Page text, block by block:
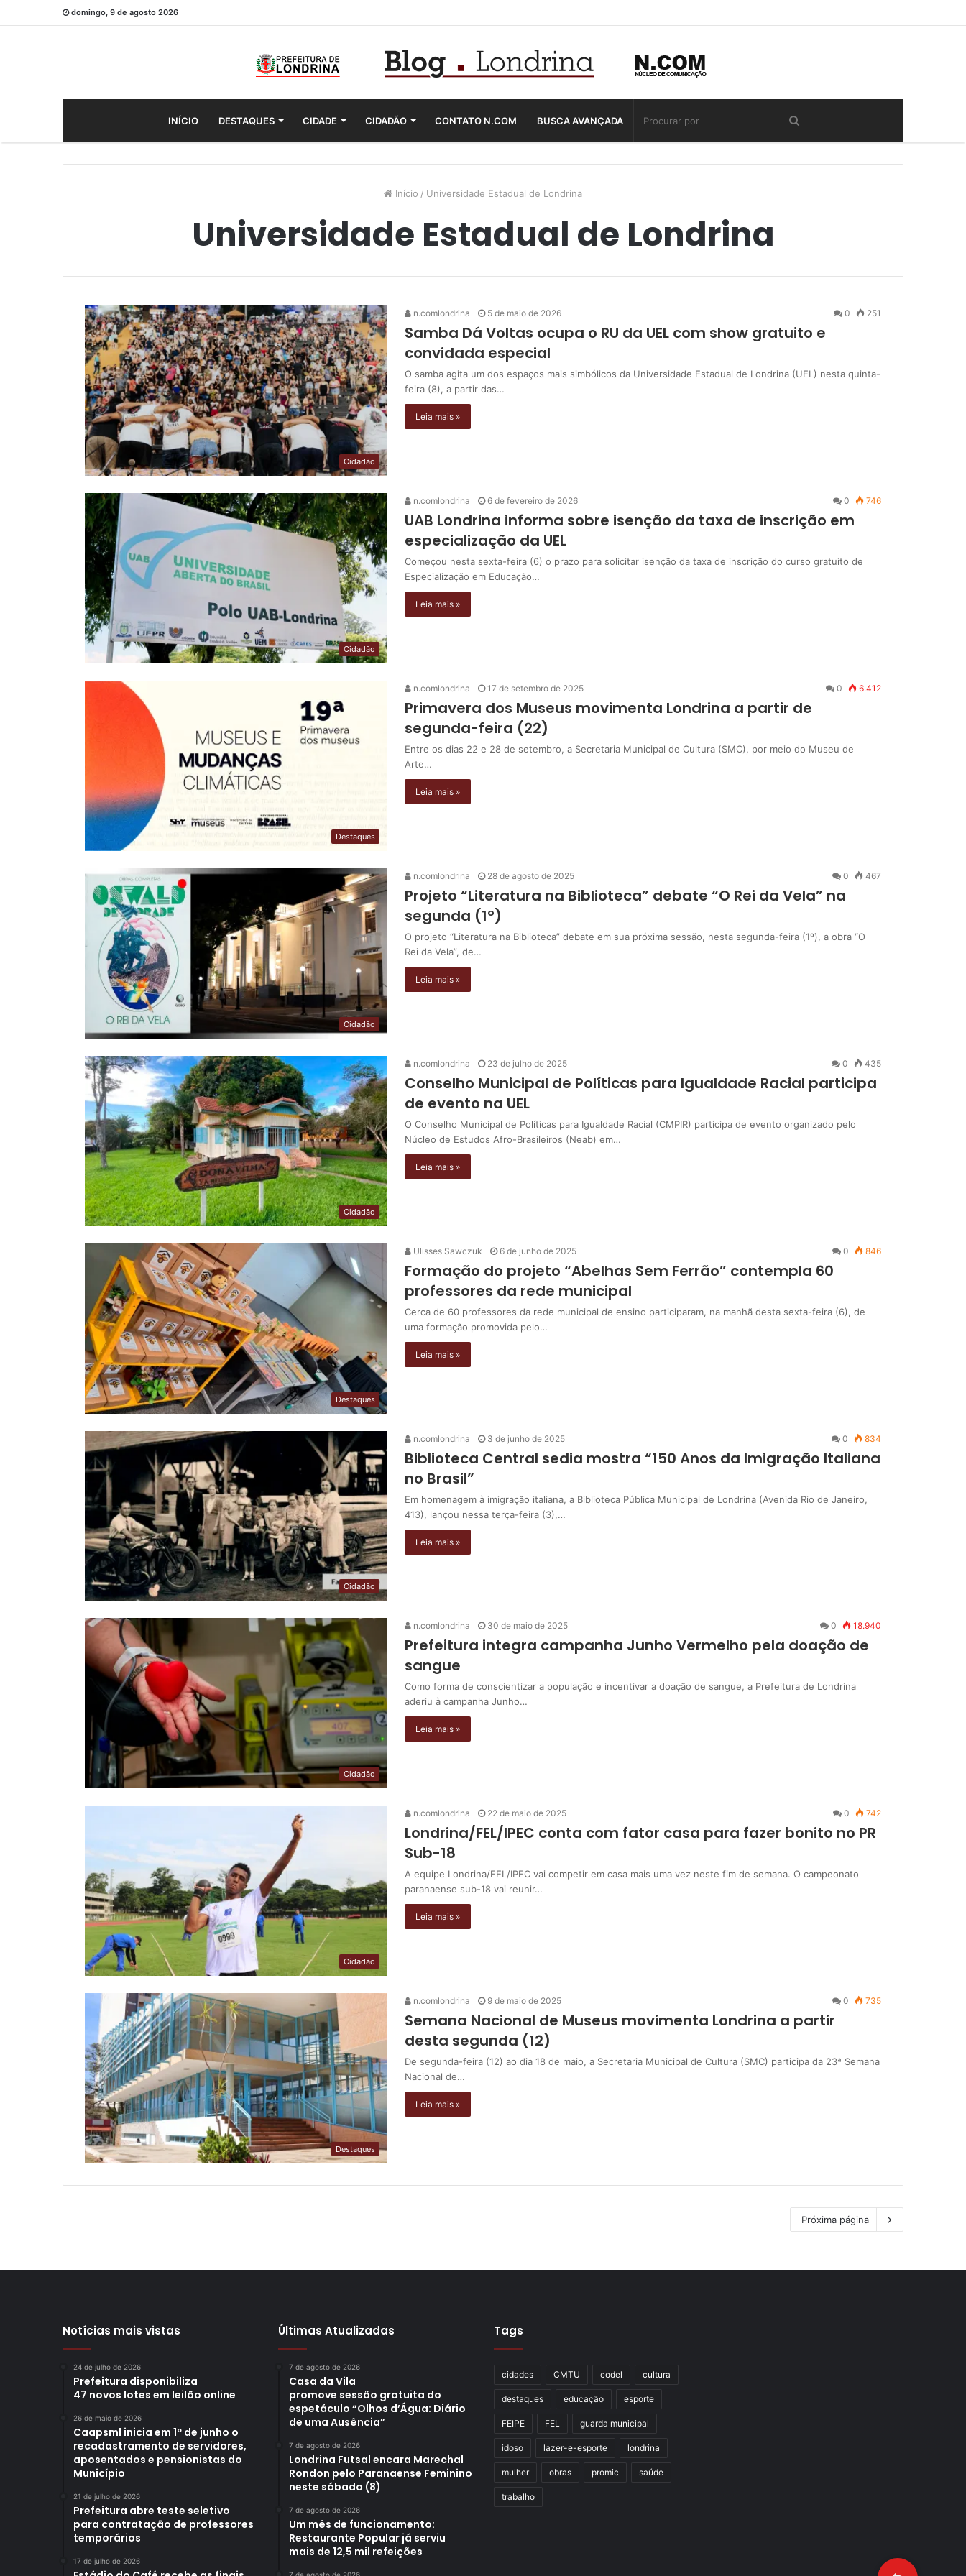
domingo, 9 de agosto 2026
INÍCIO DESTAQUES CIDADE CIDADÃO CONTATO N.COM BUSCA AVANÇADA
Início / Universidade Estadual de Londrina
Universidade Estadual de Londrina
Cidadão
n.comlondrina 5 de maio de 2026 0 251
Samba Dá Voltas ocupa o RU da UEL com show gratuito e
convidada especial
O samba agita um dos espaços mais simbólicos da Universidade Estadual de Londrina (UEL) nesta quinta-
feira (8), a partir das…
Leia mais »
Cidadão
n.comlondrina 6 de fevereiro de 2026 0 746
UAB Londrina informa sobre isenção da taxa de inscrição em
especialização da UEL
Começou nesta sexta-feira (6) o prazo para solicitar isenção da taxa de inscrição do curso gratuito de
Especialização em Educação…
Leia mais »
Destaques
n.comlondrina 17 de setembro de 2025 0 6.412
Primavera dos Museus movimenta Londrina a partir de
segunda-feira (22)
Entre os dias 22 e 28 de setembro, a Secretaria Municipal de Cultura (SMC), por meio do Museu de
Arte…
Leia mais »
Cidadão
n.comlondrina 28 de agosto de 2025 0 467
Projeto “Literatura na Biblioteca” debate “O Rei da Vela” na
segunda (1º)
O projeto “Literatura na Biblioteca” debate em sua próxima sessão, nesta segunda-feira (1º), a obra “O
Rei da Vela”, de…
Leia mais »
Cidadão
n.comlondrina 23 de julho de 2025 0 435
Conselho Municipal de Políticas para Igualdade Racial participa
de evento na UEL
O Conselho Municipal de Políticas para Igualdade Racial (CMPIR) participa de evento organizado pelo
Núcleo de Estudos Afro-Brasileiros (Neab) em…
Leia mais »
Destaques
Ulisses Sawczuk 6 de junho de 2025 0 846
Formação do projeto “Abelhas Sem Ferrão” contempla 60
professores da rede municipal
Cerca de 60 professores da rede municipal de ensino participaram, na manhã desta sexta-feira (6), de
uma formação promovida pelo…
Leia mais »
Cidadão
n.comlondrina 3 de junho de 2025 0 834
Biblioteca Central sedia mostra “150 Anos da Imigração Italiana
no Brasil”
Em homenagem à imigração italiana, a Biblioteca Pública Municipal de Londrina (Avenida Rio de Janeiro,
413), lançou nessa terça-feira (3),…
Leia mais »
Cidadão
n.comlondrina 30 de maio de 2025 0 18.940
Prefeitura integra campanha Junho Vermelho pela doação de
sangue
Como forma de conscientizar a população e incentivar a doação de sangue, a Prefeitura de Londrina
aderiu à campanha Junho…
Leia mais »
Cidadão
n.comlondrina 22 de maio de 2025 0 742
Londrina/FEL/IPEC conta com fator casa para fazer bonito no PR
Sub-18
A equipe Londrina/FEL/IPEC vai competir em casa mais uma vez neste fim de semana. O campeonato
paranaense sub-18 vai reunir…
Leia mais »
Destaques
n.comlondrina 9 de maio de 2025 0 735
Semana Nacional de Museus movimenta Londrina a partir
desta segunda (12)
De segunda-feira (12) ao dia 18 de maio, a Secretaria Municipal de Cultura (SMC) participa da 23ª Semana
Nacional de…
Leia mais »
Próxima página
Notícias mais vistas
24 de julho de 2026
Prefeitura disponibiliza
47 novos lotes em leilão online
26 de maio de 2026
Caapsml inicia em 1º de junho o
recadastramento de servidores,
aposentados e pensionistas do
Município
21 de julho de 2026
Prefeitura abre teste seletivo
para contratação de professores
temporários
17 de julho de 2026
Últimas Atualizadas
7 de agosto de 2026
Casa da Vila
promove sessão gratuita do
espetáculo “Olhos d’Água: Diário
de uma Ausência”
7 de agosto de 2026
Londrina Futsal encara Marechal
Rondon pelo Paranaense Feminino
neste sábado (8)
7 de agosto de 2026
Um mês de funcionamento:
Restaurante Popular já serviu
mais de 12,5 mil refeições
Tags
cidades CMTU codel cultura
destaques educação esporte
FEIPE FEL guarda municipal
idoso lazer-e-esporte londrina
mulher obras promic saúde
trabalho